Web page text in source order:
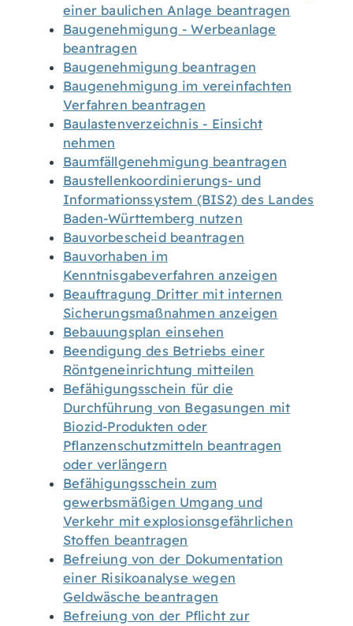
einer baulichen Anlage beantragen
Baugenehmigung - Werbeanlage
beantragen
Baugenehmigung beantragen
Baugenehmigung im vereinfachten
Verfahren beantragen
Baulastenverzeichnis - Einsicht
nehmen
Baumfällgenehmigung beantragen
Baustellenkoordinierungs- und
Informationssystem (BIS2) des Landes
Baden-Württemberg nutzen
Bauvorbescheid beantragen
Bauvorhaben im
Kenntnisgabeverfahren anzeigen
Beauftragung Dritter mit internen
Sicherungsmaßnahmen anzeigen
Bebauungsplan einsehen
Beendigung des Betriebs einer
Röntgeneinrichtung mitteilen
Befähigungsschein für die
Durchführung von Begasungen mit
Biozid-Produkten oder
Pflanzenschutzmitteln beantragen
oder verlängern
Befähigungsschein zum
gewerbsmäßigen Umgang und
Verkehr mit explosionsgefährlichen
Stoffen beantragen
Befreiung von der Dokumentation
einer Risikoanalyse wegen
Geldwäsche beantragen
Befreiung von der Pflicht zur